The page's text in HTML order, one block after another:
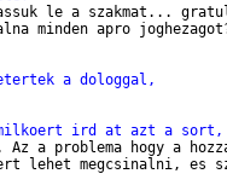
le a szakmat...
minden apro
a dologgal,
milkoert ird at azt a sort,
a problema hogy a
lehet megcsinalni, es